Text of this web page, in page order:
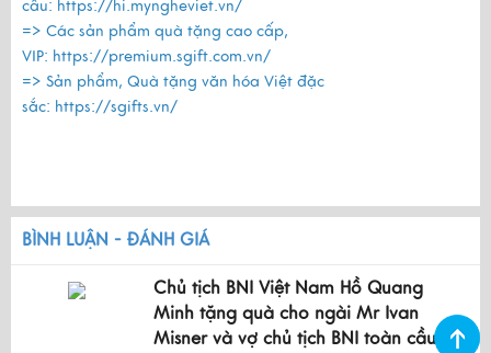
cầu: https://hi.myngheviet.vn/
=> Các sản phẩm quà tặng cao cấp,
VIP: https://premium.sgift.com.vn/
=> Sản phẩm, Quà tặng văn hóa Việt đặc
sắc: https://sgifts.vn/
BÌNH LUẬN - ĐÁNH GIÁ
Chủ tịch BNI Việt Nam Hồ Quang
Minh tặng quà cho ngài Mr Ivan
Misner và vợ chủ tịch BNI toàn cầu